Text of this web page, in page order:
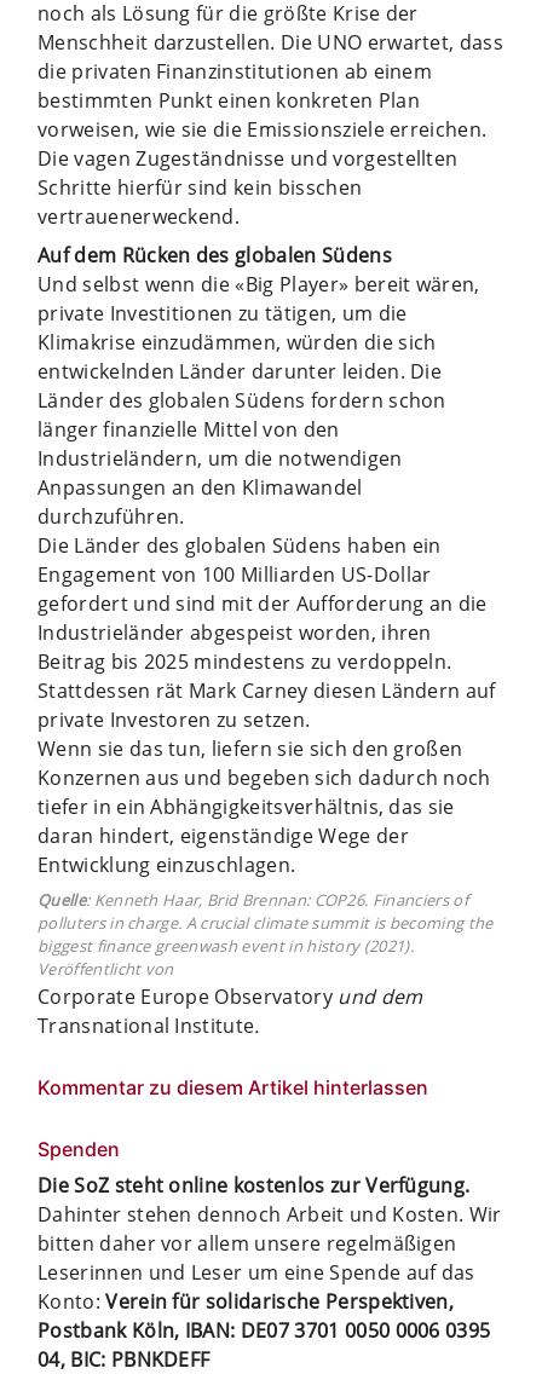
noch als Lösung für die größte Krise der
Menschheit darzustellen. Die UNO erwartet, dass
die privaten Finanzinstitutionen ab einem
bestimmten Punkt einen konkreten Plan
vorweisen, wie sie die Emissionsziele erreichen.
Die vagen Zugeständnisse und vorgestellten
Schritte hierfür sind kein bisschen
vertrauenerweckend.
Auf dem Rücken des globalen Südens
Und selbst wenn die «Big Player» bereit wären,
private Investitionen zu tätigen, um die
Klimakrise einzudämmen, würden die sich
entwickelnden Länder darunter leiden. Die
Länder des globalen Südens fordern schon
länger finanzielle Mittel von den
Industrieländern, um die notwendigen
Anpassungen an den Klimawandel
durchzuführen.
Die Länder des globalen Südens haben ein
Engagement von 100 Milliarden US-Dollar
gefordert und sind mit der Aufforderung an die
Industrieländer abgespeist worden, ihren
Beitrag bis 2025 mindestens zu verdoppeln.
Stattdessen rät Mark Carney diesen Ländern auf
private Investoren zu setzen.
Wenn sie das tun, liefern sie sich den großen
Konzernen aus und begeben sich dadurch noch
tiefer in ein Abhängigkeitsverhältnis, das sie
daran hindert, eigenständige Wege der
Entwicklung einzuschlagen.
Quelle: Kenneth Haar, Brid Brennan: COP26. Financiers of
polluters in charge. A crucial climate summit is becoming the
biggest finance greenwash event in history (2021).
Veröffentlicht von
Corporate Europe Observatoryund dem
Transnational Institute.
Kommentar zu diesem Artikel hinterlassen
Spenden
Die SoZ steht online kostenlos zur Verfügung.
Dahinter stehen dennoch Arbeit und Kosten. Wir
bitten daher vor allem unsere regelmäßigen
Leserinnen und Leser um eine Spende auf das
Konto:Verein für solidarische Perspektiven,
Postbank Köln, IBAN: DE07 3701 0050 0006 0395
04, BIC: PBNKDEFF